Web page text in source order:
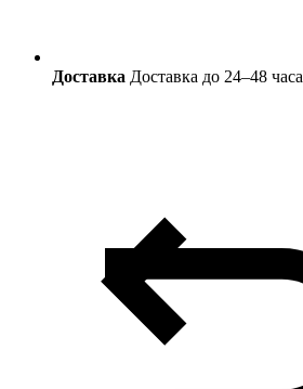
Доставка Доставка до 24–48 часа